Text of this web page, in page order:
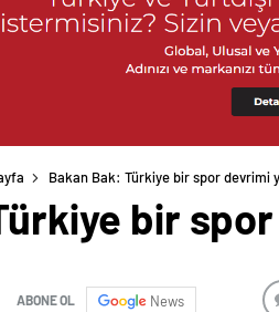
Bakan Bak: Türkiye bir spor devrimi
bir
ABONE OL News